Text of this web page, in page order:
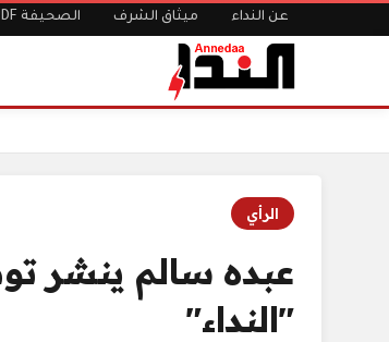
عن النداء ميثاق الشرف الصحيفة PDF
الرأي
عبده سالم ينشر
"النداء"